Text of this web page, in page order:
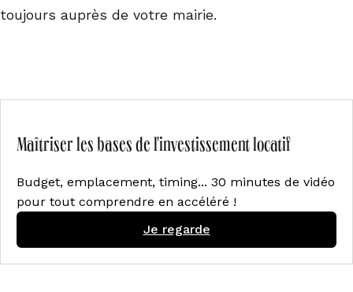
toujours auprès de votre mairie.
Maîtriser les bases de l'investissement locatif
Budget, emplacement, timing... 30 minutes de vidéo
pour tout comprendre en accéléré !
Je regarde